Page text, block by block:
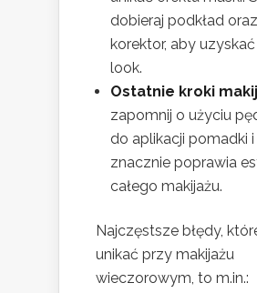
dobieraj podkład oraz
korektor, aby
look.
Ostatnie kroki
zapomnij o użyciu
do aplikacji pomadki i
znacznie poprawia
całego makijażu.
Najczęstsze błędy,
unikać przy makijażu
wieczorowym, to m.in.: